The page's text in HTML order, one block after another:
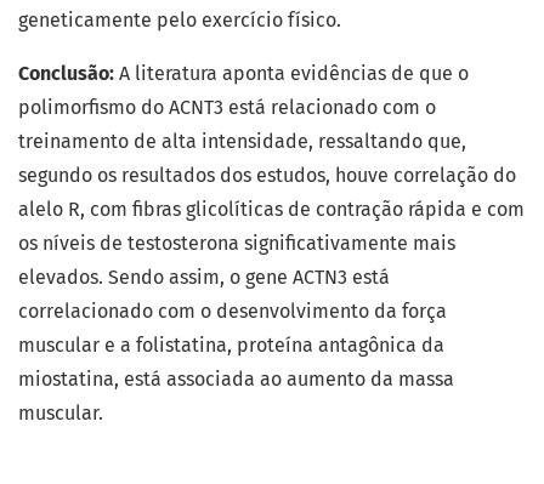
geneticamente pelo exercício físico.
Conclusão: A literatura aponta evidências de que o
polimorfismo do ACNT3 está relacionado com o
treinamento de alta intensidade, ressaltando que,
segundo os resultados dos estudos, houve correlação do
alelo R, com fibras glicolíticas de contração rápida e com
os níveis de testosterona significativamente mais
elevados. Sendo assim, o gene ACTN3 está
correlacionado com o desenvolvimento da força
muscular e a folistatina, proteína antagônica da
miostatina, está associada ao aumento da massa
muscular.